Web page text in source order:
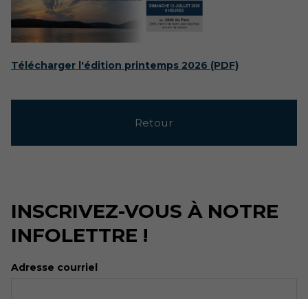
Télécharger l'édition printemps 2026 (PDF)
Retour
INSCRIVEZ-VOUS À NOTRE
INFOLETTRE !
Adresse courriel